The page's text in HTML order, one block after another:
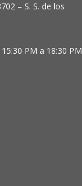
– S. S. de los
PM a 18:30 PM